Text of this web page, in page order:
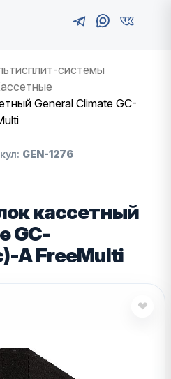
системы
General Climate GC-
GEN-1276
кассетный
GC-
A FreeMulti
❤